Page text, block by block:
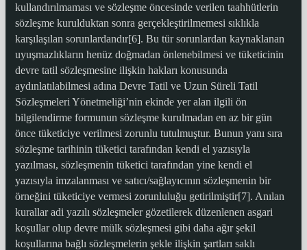
kullandırılmaması ve sözleşme öncesinde verilen taahhütlerin
sözleşme kurulduktan sonra gerçekleştirilmemesi sıklıkla
karşılaşılan sorunlardandır[6]. Bu tür sorunlardan kaynaklanan
uyuşmazlıkların henüz doğmadan önlenebilmesi ve tüketicinin
devre tatil sözleşmesine ilişkin hakları konusunda
aydınlatılabilmesi adına Devre Tatil ve Uzun Süreli Tatil
Sözleşmeleri Yönetmeliği’nin ekinde yer alan ilgili ön
bilgilendirme formunun sözleşme kurulmadan en az bir gün
önce tüketiciye verilmesi zorunlu tutulmuştur. Bunun yanı sıra
sözleşme tarihinin tüketici tarafından kendi el yazısıyla
yazılması, sözleşmenin tüketici tarafından yine kendi el
yazısıyla imzalanması ve satıcı/sağlayıcının sözleşmenin bir
örneğini tüketiciye vermesi zorunluluğu getirilmiştir[7]. Anılan
kurallar adi yazılı sözleşmeler gözetilerek düzenlenen asgari
koşullar olup devre mülk sözleşmesi gibi daha ağır şekil
koşullarına bağlı sözleşmelerin şekle ilişkin şartları saklı